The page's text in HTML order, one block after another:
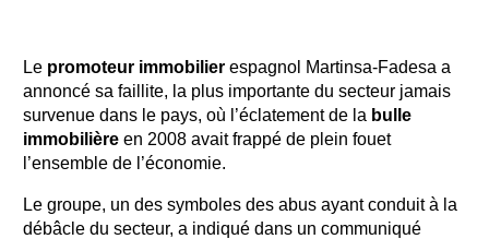
Le promoteur immobilier espagnol Martinsa-Fadesa a
annoncé sa faillite, la plus importante du secteur jamais
survenue dans le pays, où l’éclatement de la bulle
immobilière en 2008 avait frappé de plein fouet
l’ensemble de l’économie.
Le groupe, un des symboles des abus ayant conduit à la
débâcle du secteur, a indiqué dans un communiqué